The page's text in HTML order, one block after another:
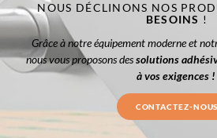
NOUS DÉCLINONS NOS
BESOINS !
Grâce à notre équipement moderne et
nous vous proposons dessolutions
à vos exigences !
CONTACTEZ-NOUS